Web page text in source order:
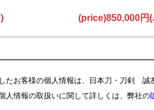
(price)850,000円
たお客様の個人情報は、日本刀・刀剣 誠
人情報の取扱いに関して詳しくは、弊社の